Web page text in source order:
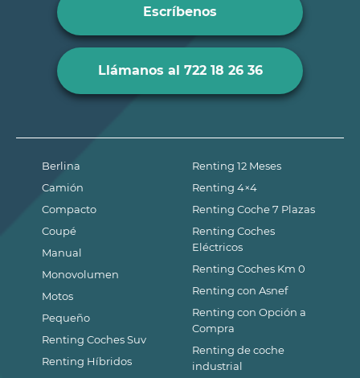
Escríbenos
Llámanos al 722 18 26 36
Berlina
Camión
Compacto
Coupé
Manual
Monovolumen
Motos
Pequeño
Renting Coches Suv
Renting Híbridos
Renting 12 Meses
Renting 4×4
Renting Coche 7 Plazas
Renting Coches
Eléctricos
Renting Coches Km 0
Renting con Asnef
Renting con Opción a
Compra
Renting de coche
industrial